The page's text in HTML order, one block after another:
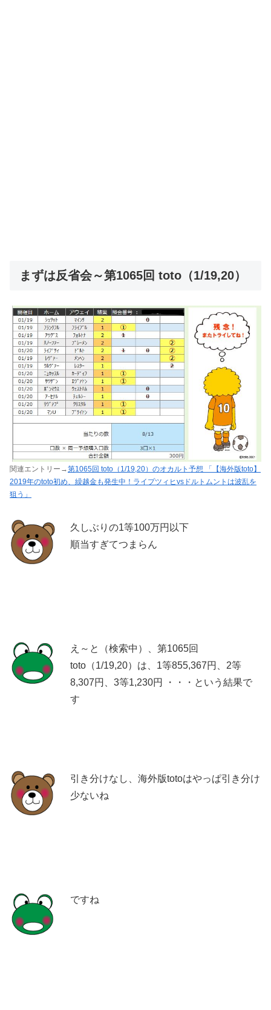
まずは反省会～第1065回 toto（1/19,20）
関連エントリー→第1065回 toto（1/19,20）のオカルト予想 「【海外版toto】
2019年のtoto初め、繰越金も発生中！ライプツィヒvsドルトムントは波乱を
狙う」
久しぶりの1等100万円以下
順当すぎてつまらん
え～と（検索中）、第1065回
toto（1/19,20）は、1等855,367円、2等
8,307円、3等1,230円 ・・・という結果で
す
引き分けなし、海外版totoはやっぱ引き分け
少ないね
ですね